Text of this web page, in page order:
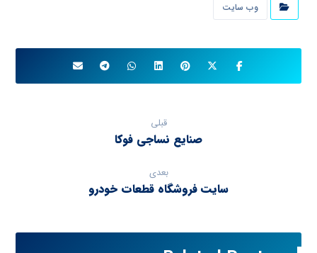
وب سایت
قبلی
صنایع نساجی فوکا
بعدی
سایت فروشگاه قطعات خودرو